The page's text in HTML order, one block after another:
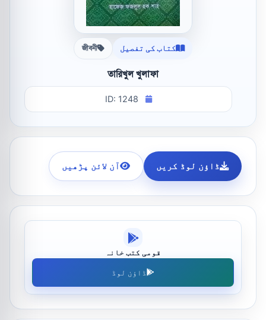
کتاب کی تفصیل জীবনী
তারিখুল খুলাফা
ID: 1248
ڈاؤن لوڈ کریں آن لائن پڑھیں
قومی کتب خانہ
ڈاؤن لوڈ